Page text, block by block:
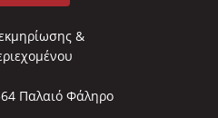
&
Παλαιό Φάληρο